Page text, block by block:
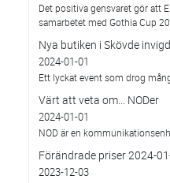
Det positiva gensvaret gör att
samarbetet med Gothia Cup
Nya butiken i Skövde invigd
2024-01-01
Ett lyckat event som drog
Värt att veta om... NODer
2024-01-01
NOD är en
Förändrade priser 2024-
2023-12-03